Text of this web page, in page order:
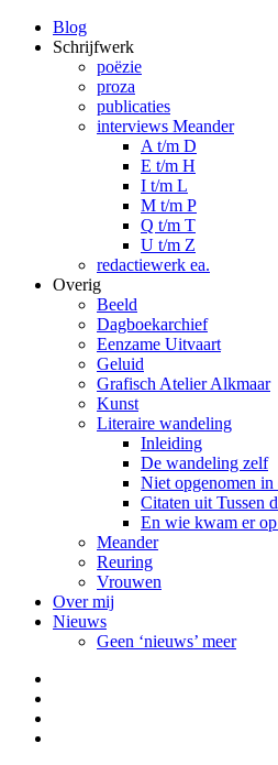
Blog
Schrijfwerk
poëzie
proza
publicaties
interviews Meander
A t/m D
E t/m H
I t/m L
M t/m P
Q t/m T
U t/m Z
redactiewerk ea.
Overig
Beeld
Dagboekarchief
Eenzame Uitvaart
Geluid
Grafisch Atelier Alkmaar
Kunst
Literaire wandeling
Inleiding
De wandeling zelf
Niet opgenomen
Citaten uit Tussen
En wie kwam er
Meander
Reuring
Vrouwen
Over mij
Nieuws
Geen ‘nieuws’ meer